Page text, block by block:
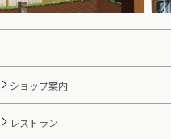
ショップ案内
レストラン